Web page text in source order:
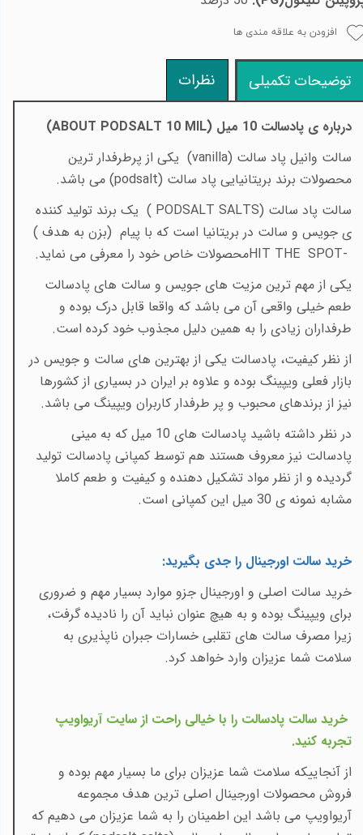
افزودن به علاقه مندی ها
توضیحات تکمیلی نظرات
درباره ی پادسالت 10 میل
(ABOUT PODSALT 10 MIL)
سالت وانیل پاد سالت (vanilla) یکی از پرطرفدار ترین
محصولات برند بریتانیایی پاد سالت (podsalt) می باشد.
سالت پاد سالت ( PODSALT SALTS) یک برند تولید کننده
ی جویس و سالت در بریتانیا است که با پیام (بزن به هدف (
HIT THE SPOT-محصولات خاص خود را معرفی می نماید.
یکی از مهم ترین مزیت های جویس و سالت های پادسالت
طعم خیلی واقعی آن می باشد که واقعا قابل درک بوده و
طرفداران زیادی را به همین دلیل مجذوب خود کرده است.
از نظر کیفیت، پادسالت یکی از بهترین های سالت و جویس در
بازار فعلی ویپینگ بوده و علاوه بر ایران در بسیاری از کشورها
نیز از برندهای محبوب و پر طرفدار کاربران ویپینگ می باشد.
در نظر داشته باشید پادسالت های 10 میل که به مینی
پادسالت نیز معروف هستند هم توسط کمپانی پادسالت تولید
گردیده و از نظر مواد تشکیل دهنده و کیفیت و طعم کاملا
مشابه نمونه ی 30 میل این کمپانی است.
خرید سالت اورجینال را جدی بگیرید:
خرید سالت اصلی و اورجینال جزو موارد بسیار مهم و ضروری
برای ویپینگ بوده و به هیچ عنوان نباید آن را نادیده گرفت،
زیرا مصرف سالت های تقلبی خسارات جبران ناپذیری به
سلامت شما عزیزان وارد خواهد کرد.
خرید سالت پادسالت را با خیالی راحت از سایت آریواویپ
تجربه کنید.
از آنجاییکه سلامت شما عزیزان برای ما بسیار مهم بوده و
فروش محصولات اورجینال اصلی ترین هدف مجموعه
آریواویپ می باشد این اطمینان را به شما عزیزان می دهیم که